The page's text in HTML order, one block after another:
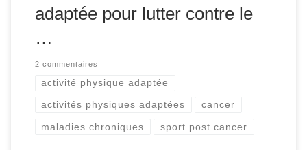
adaptée pour lutter contre le
…
2 commentaires
activité physique adaptée
activités physiques adaptées cancer
maladies chroniques sport post cancer